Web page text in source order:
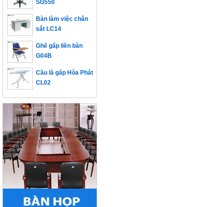
sắt LC14
G04B
CL02